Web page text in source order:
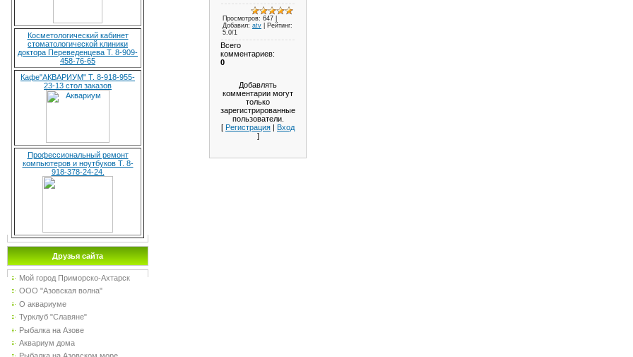
Косметологический кабинет
стоматологической клиники
доктора Переведенцева Т. 8-909-
458-76-65
Кафе"АКВАРИУМ" Т. 8-918-955-
23-13 стол заказов
Профессиональный ремонт
компьютеров и ноутбуков Т. 8-
918-378-24-24.
Друзья сайта
Мой город Приморско-Ахтарск
ООО "Азовская волна"
О аквариуме
Турклуб "Славяне"
Рыбалка на Азове
Аквариум дома
Просмотров: 647 |
Добавил: atv Рейтинг:
5.0/1
Всего
комментариев:
0
Добавлять
комментарии могут
только
зарегистрированные
пользователи.
[ Регистрация | Вход
]